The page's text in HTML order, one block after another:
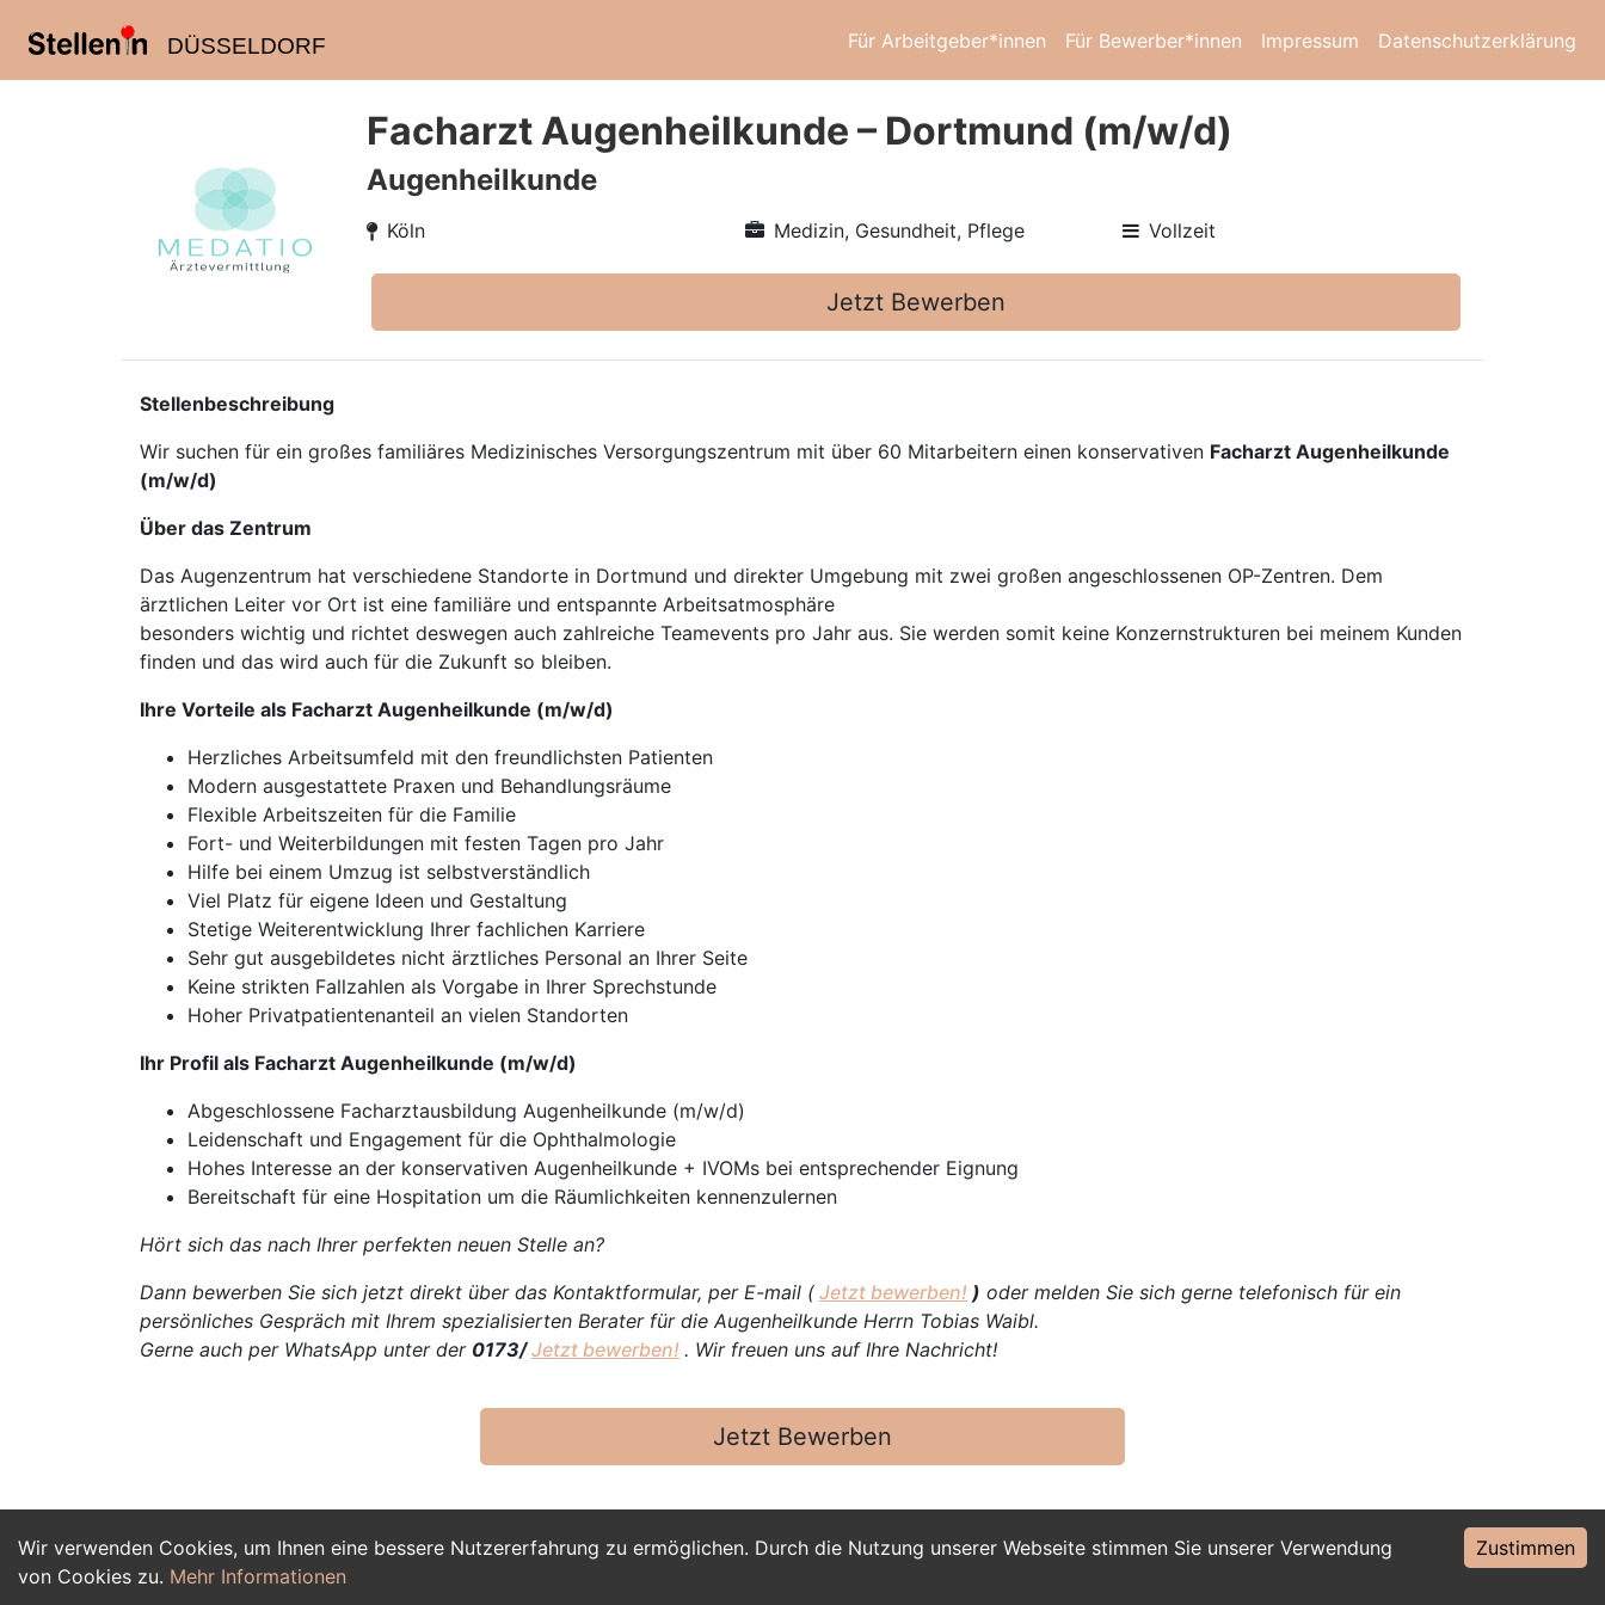
DÜSSELDORF Für Arbeitgeber*innen Für Bewerber*innen Impressum Datenschutzerklärung
Wir verwenden Cookies, um Ihnen eine bessere Nutzererfahrung zu ermöglichen. Durch die Nutzung unserer Webseite stimmen Sie unserer Verwendung
von Cookies zu. Mehr Informationen
Zustimmen
Facharzt Augenheilkunde – Dortmund (m/w/d)
Augenheilkunde
Köln Medizin, Gesundheit, Pflege Vollzeit
Jetzt Bewerben
Stellenbeschreibung
Wir suchen für ein großes familiäres Medizinisches Versorgungszentrum mit über 60 Mitarbeitern einen konservativen Facharzt Augenheilkunde
(m/w/d)
Über das Zentrum
Das Augenzentrum hat verschiedene Standorte in Dortmund und direkter Umgebung mit zwei großen angeschlossenen OP-Zentren. Dem
ärztlichen Leiter vor Ort ist eine familiäre und entspannte Arbeitsatmosphäre
besonders wichtig und richtet deswegen auch zahlreiche Teamevents pro Jahr aus. Sie werden somit keine Konzernstrukturen bei meinem Kunden
finden und das wird auch für die Zukunft so bleiben.
Ihre Vorteile als Facharzt Augenheilkunde (m/w/d)
Herzliches Arbeitsumfeld mit den freundlichsten Patienten
Modern ausgestattete Praxen und Behandlungsräume
Flexible Arbeitszeiten für die Familie
Fort- und Weiterbildungen mit festen Tagen pro Jahr
Hilfe bei einem Umzug ist selbstverständlich
Viel Platz für eigene Ideen und Gestaltung
Stetige Weiterentwicklung Ihrer fachlichen Karriere
Sehr gut ausgebildetes nicht ärztliches Personal an Ihrer Seite
Keine strikten Fallzahlen als Vorgabe in Ihrer Sprechstunde
Hoher Privatpatientenanteil an vielen Standorten
Ihr Profil als Facharzt Augenheilkunde (m/w/d)
Abgeschlossene Facharztausbildung Augenheilkunde (m/w/d)
Leidenschaft und Engagement für die Ophthalmologie
Hohes Interesse an der konservativen Augenheilkunde + IVOMs bei entsprechender Eignung
Bereitschaft für eine Hospitation um die Räumlichkeiten kennenzulernen
Hört sich das nach Ihrer perfekten neuen Stelle an?
Dann bewerben Sie sich jetzt direkt über das Kontaktformular, per E-mail ( Jetzt bewerben! ) oder melden Sie sich gerne telefonisch für ein
persönliches Gespräch mit Ihrem spezialisierten Berater für die Augenheilkunde Herrn Tobias Waibl.
Gerne auch per WhatsApp unter der 0173/Jetzt bewerben! . Wir freuen uns auf Ihre Nachricht!
Jetzt Bewerben